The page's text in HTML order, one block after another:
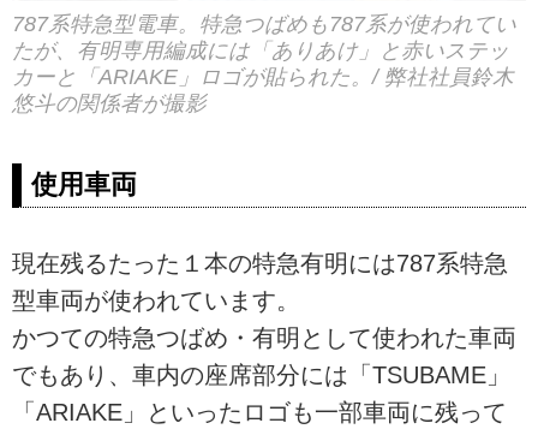
787系特急型電車。特急つばめも787系が使われてい
たが、有明専用編成には「ありあけ」と赤いステッ
カーと「ARIAKE」ロゴが貼られた。/ 弊社社員鈴木
悠斗の関係者が撮影
使用車両
現在残るたった１本の特急有明には787系特急
型車両が使われています。
かつての特急つばめ・有明として使われた車両
でもあり、車内の座席部分には「TSUBAME」
「ARIAKE」といったロゴも一部車両に残って